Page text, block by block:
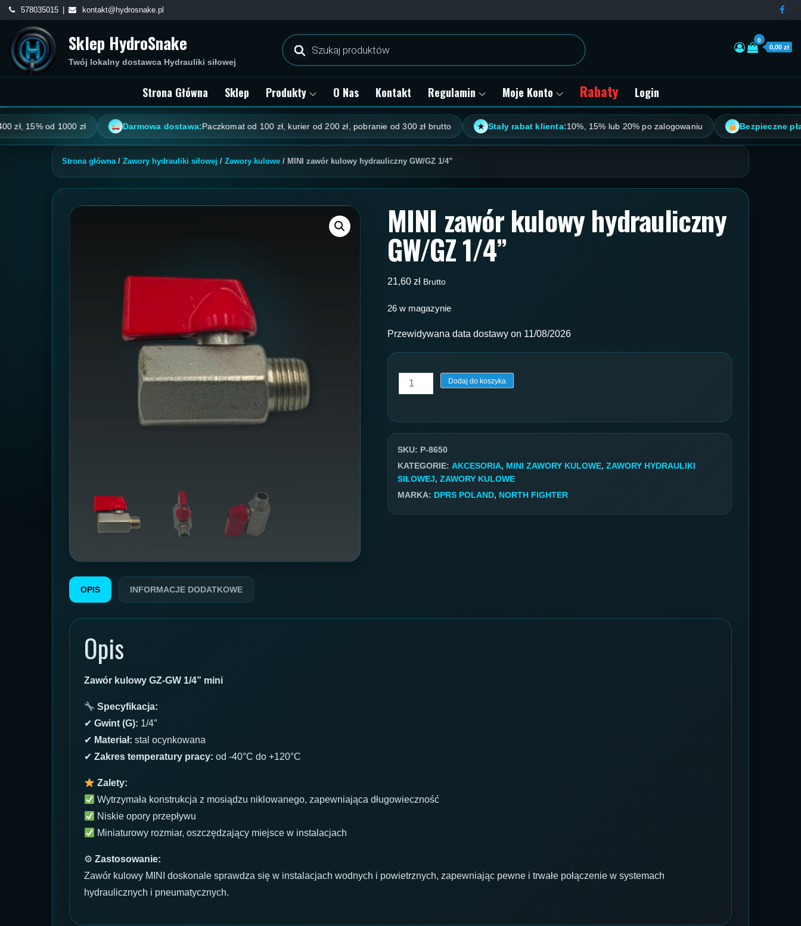
Skip
content
578035015 kontakt@hydrosnake.pl
Sklep HydroSnake
Twój lokalny dostawca Hydrauliki siłowej
Wyszukiwarka
produktów
0
0,00 zł
Strona Główna Sklep Produkty O Nas Kontakt Regulamin Moje Konto Rabaty Login
od 1000 zł Darmowa dostawa:Paczkomat od 100 zł, kurier od 200 zł, pobranie od 300 zł brutto Stały rabat klienta:10%, 15% lub 20% po zalogowaniu Bezpieczne
Strona główna/ Zawory hydrauliki siłowej / Zawory kulowe / MINI zawór kulowy hydrauliczny GW/GZ 1/4”
MINI zawór kulowy hydrauliczny
GW/GZ 1/4”
21,60 zł Brutto
26 w magazynie
Przewidywana data dostawy on 11/08/2026
ilość
MINI
hydrauliczny
GW/GZ
1/4''
Dodaj do koszyka
SKU: P-8650
KATEGORIE: AKCESORIA, MINI ZAWORY KULOWE, ZAWORY HYDRAULIKI
SIŁOWEJ, ZAWORY KULOWE
MARKA: DPRS POLAND, NORTH FIGHTER
OPIS INFORMACJE DODATKOWE
Opis
Zawór kulowy GZ-GW 1/4” mini
Specyfikacja:
✔ Gwint (G): 1/4″
✔ Materiał: stal ocynkowana
✔ Zakres temperatury pracy: od -40°C do +120°C
Zalety:
Wytrzymała konstrukcja z mosiądzu niklowanego, zapewniająca długowieczność
Niskie opory przepływu
Miniaturowy rozmiar, oszczędzający miejsce w instalacjach
⚙ Zastosowanie:
Zawór kulowy MINI doskonale sprawdza się w instalacjach wodnych i powietrznych, zapewniając pewne i trwałe połączenie w systemach
hydraulicznych i pneumatycznych.